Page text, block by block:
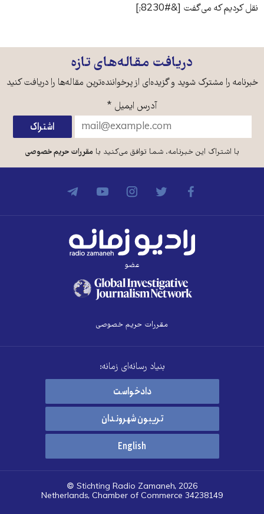
نقل کردیم که می‌گفت [&#8230;]
دریافت مقاله‌های تازه
خبرنامه را مشترک شوید و گزیده‌ای از پرخواننده‌ترین مقاله‌ها را دریافت کنید
آدرس ایمیل *
با اشتراک این خبرنامه، شما توافق می‌کنید بامقررات حریم خصوصی
عضو
مقررات حریم خصوصی
بنیاد رسانه‌ای زمانه:
دادخواست
تریبون شهروندان
English
© Stichting Radio Zamaneh, 2026
Netherlands, Chamber of Commerce 34238149